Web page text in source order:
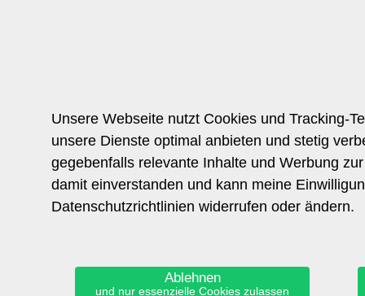
Unsere Webseite nutzt Cookies und Tracking-
unsere Dienste optimal anbieten und stetig
gegebenfalls relevante Inhalte und Werbung
damit einverstanden und kann meine
Datenschutzrichtlinien widerrufen oder ändern.
Ablehnen
und nur essenzielle Cookies zulassen